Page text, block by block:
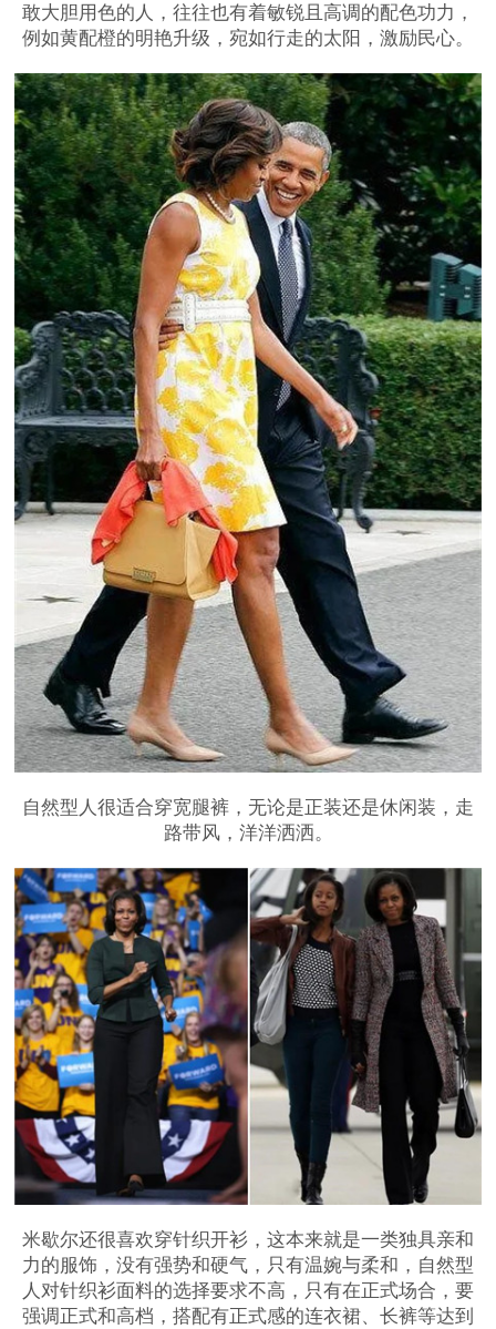
敢大胆用色的人，往往也有着敏锐且高调的配色功力，
例如黄配橙的明艳升级，宛如行走的太阳，激励民心。
自然型人很适合穿宽腿裤，无论是正装还是休闲装，走
路带风，洋洋洒洒。
米歇尔还很喜欢穿针织开衫，这本来就是一类独具亲和
力的服饰，没有强势和硬气，只有温婉与柔和，自然型
人对针织衫面料的选择要求不高，只有在正式场合，要
强调正式和高档，搭配有正式感的连衣裙、长裤等达到